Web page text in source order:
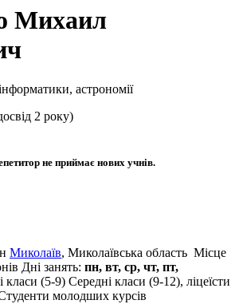
Михаил
астрономії
2 року)
не приймає нових учнів.
Миколаїв, Миколаївська область Місце
Дні занять: пн, вт, ср, чт, пт,
класи (5-9) Середні класи (9-12), ліцеїсти
молодших курсів